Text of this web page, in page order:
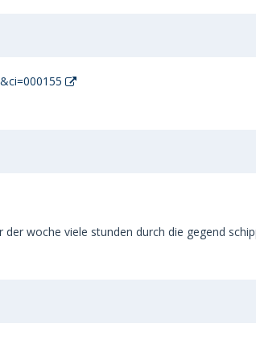
woche viele stunden durch die gegend